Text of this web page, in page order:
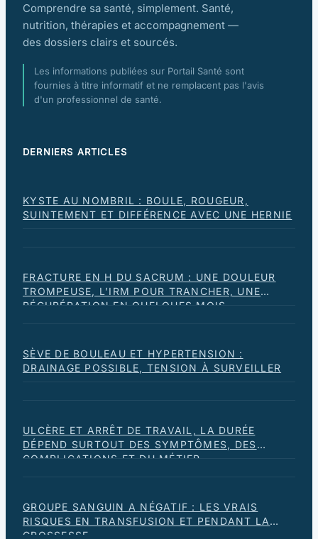
Comprendre sa santé, simplement. Santé,
nutrition, thérapies et accompagnement —
des dossiers clairs et sourcés.
Les informations publiées sur Portail Santé sont
fournies à titre informatif et ne remplacent pas l'avis
d'un professionnel de santé.
DERNIERS ARTICLES
KYSTE AU NOMBRIL : BOULE, ROUGEUR,
SUINTEMENT ET DIFFÉRENCE AVEC UNE HERNIE
FRACTURE EN H DU SACRUM : UNE DOULEUR
TROMPEUSE, L’IRM POUR TRANCHER, UNE
RÉCUPÉRATION EN QUELQUES MOIS
SÈVE DE BOULEAU ET HYPERTENSION :
DRAINAGE POSSIBLE, TENSION À SURVEILLER
ULCÈRE ET ARRÊT DE TRAVAIL, LA DURÉE
DÉPEND SURTOUT DES SYMPTÔMES, DES
COMPLICATIONS ET DU MÉTIER
GROUPE SANGUIN A NÉGATIF : LES VRAIS
RISQUES EN TRANSFUSION ET PENDANT LA
GROSSESSE